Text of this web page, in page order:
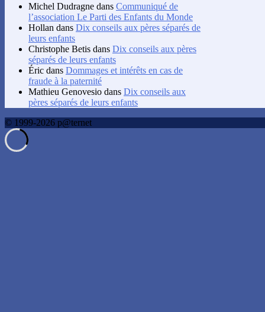
Michel Dudragne dans Communiqué de
l’association Le Parti des Enfants du Monde
Hollan dans Dix conseils aux pères séparés de
leurs enfants
Christophe Betis dans Dix conseils aux pères
séparés de leurs enfants
Éric dans Dommages et intérêts en cas de
fraude à la paternité
Mathieu Genovesio dans Dix conseils aux
pères séparés de leurs enfants
© 1999-2026 p@ternet